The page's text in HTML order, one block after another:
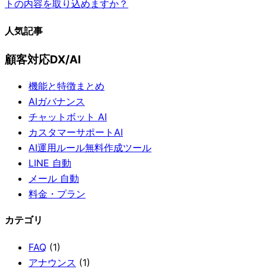
トの内容を取り込めますか？
人気記事
顧客対応DX/AI
機能と特徴まとめ
AIガバナンス
チャットボット AI
カスタマーサポートAI
AI運用ルール無料作成ツール
LINE 自動
メール 自動
料金・プラン
カテゴリ
FAQ (1)
アナウンス (1)